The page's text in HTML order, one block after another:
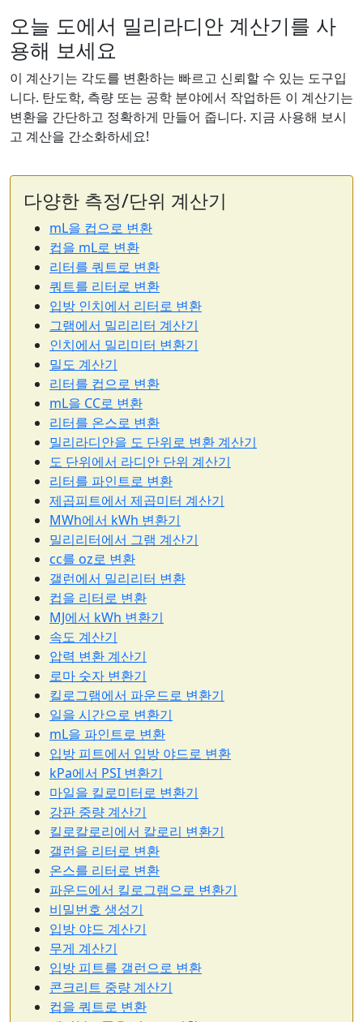
오늘 도에서 밀리라디안 계산기를 사
용해 보세요
이 계산기는 각도를 변환하는 빠르고 신뢰할 수 있는 도구입
니다. 탄도학, 측량 또는 공학 분야에서 작업하든 이 계산기는
변환을 간단하고 정확하게 만들어 줍니다. 지금 사용해 보시
고 계산을 간소화하세요!
다양한 측정/단위 계산기
mL을 컵으로 변환
컵을 mL로 변환
리터를 쿼트로 변환
쿼트를 리터로 변환
입방 인치에서 리터로 변환
그램에서 밀리리터 계산기
인치에서 밀리미터 변환기
밀도 계산기
리터를 컵으로 변환
mL을 CC로 변환
리터를 온스로 변환
밀리라디안을 도 단위로 변환 계산기
도 단위에서 라디안 단위 계산기
리터를 파인트로 변환
제곱피트에서 제곱미터 계산기
MWh에서 kWh 변환기
밀리리터에서 그램 계산기
cc를 oz로 변환
갤런에서 밀리리터 변환
컵을 리터로 변환
MJ에서 kWh 변환기
속도 계산기
압력 변환 계산기
로마 숫자 변환기
킬로그램에서 파운드로 변환기
일을 시간으로 변환기
mL을 파인트로 변환
입방 피트에서 입방 야드로 변환
kPa에서 PSI 변환기
마일을 킬로미터로 변환기
강판 중량 계산기
킬로칼로리에서 칼로리 변환기
갤런을 리터로 변환
온스를 리터로 변환
파운드에서 킬로그램으로 변환기
비밀번호 생성기
입방 야드 계산기
무게 계산기
입방 피트를 갤런으로 변환
콘크리트 중량 계산기
컵을 쿼트로 변환